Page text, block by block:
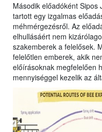
Második előadóként Sipos
tartott egy izgalmas
méhmérgezésről. Az
elhullásáért nem
szakemberek a felelősek.
felelőtlen emberek, akik
előírásoknak megfelelően
mennyiséggel kezelik az